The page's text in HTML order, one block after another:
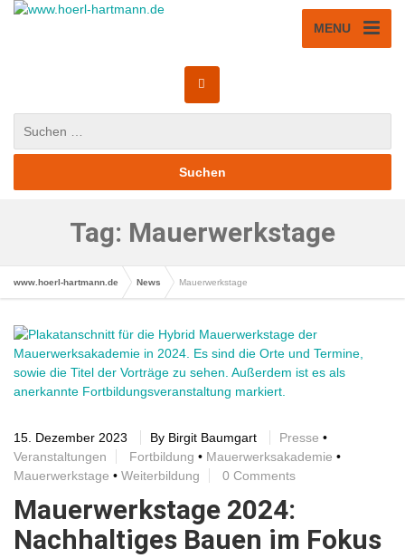
MENU
Tag: Mauerwerkstage
www.hoerl-hartmann.de News Mauerwerkstage
15. Dezember 2023 By Birgit Baumgart Presse •
Veranstaltungen
Fortbildung • Mauerwerksakademie •
Mauerwerkstage • Weiterbildung 0 Comments
Mauerwerkstage 2024:
Nachhaltiges Bauen im Fokus